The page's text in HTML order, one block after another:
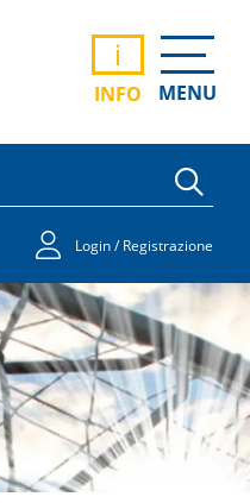
i
INFO MENU
Login / Registrazione